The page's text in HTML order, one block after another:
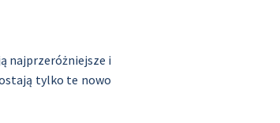
najprzeróżniejsze i
tylko te nowo